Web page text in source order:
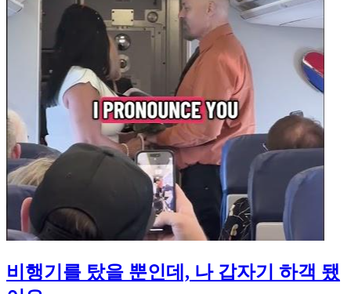
비행기를 탔을 뿐인데, 나 갑자기 하객 됐